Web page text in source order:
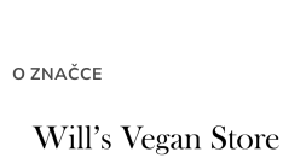
O ZNAČCE